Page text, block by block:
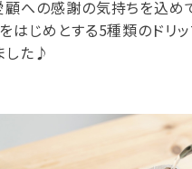
への感謝の気持ちを込め
はじめとする5種類のドリ
した♪